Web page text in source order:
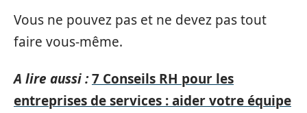
Vous ne pouvez pas et ne devez pas tout
faire vous-même.
A lire aussi :7 Conseils RH pour les
entreprises de services : aider votre équipe